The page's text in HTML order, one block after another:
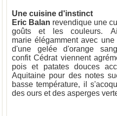
Une cuisine d'instinct
Eric Balan revendique une
goûts et les couleurs.
marie élégamment avec
d'une gelée d'orange
confit Cédrat viennent
pois et patates douces
Aquitaine pour des notes
basse température, il
des ours et des asperges